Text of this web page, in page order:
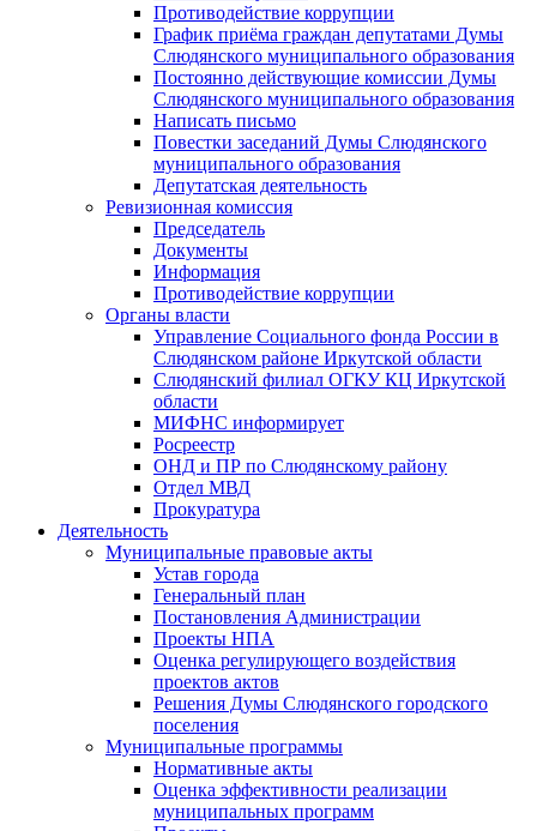
Противодействие коррупции
График приёма граждан депутатами Думы
Слюдянского муниципального образования
Постоянно действующие комиссии Думы
Слюдянского муниципального образования
Написать письмо
Повестки заседаний Думы Слюдянского
муниципального образования
Депутатская деятельность
Ревизионная комиссия
Председатель
Документы
Информация
Противодействие коррупции
Органы власти
Управление Социального фонда России в
Слюдянском районе Иркутской области
Слюдянский филиал ОГКУ КЦ Иркутской
области
МИФНС информирует
Росреестр
ОНД и ПР по Слюдянскому району
Отдел МВД
Прокуратура
Деятельность
Муниципальные правовые акты
Устав города
Генеральный план
Постановления Администрации
Проекты НПА
Оценка регулирующего воздействия
проектов актов
Решения Думы Слюдянского городского
поселения
Муниципальные программы
Нормативные акты
Оценка эффективности реализации
муниципальных программ